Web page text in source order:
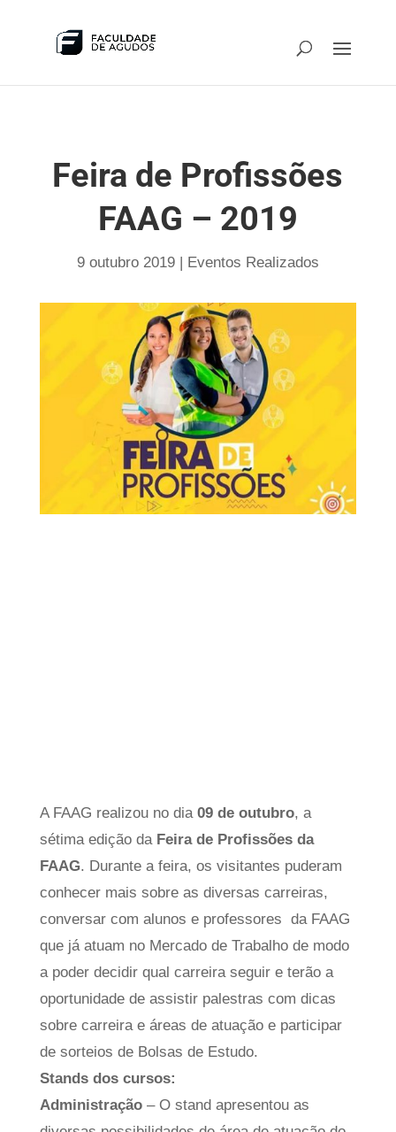
Feira de Profissões
FAAG – 2019
9 outubro 2019| Eventos Realizados
A FAAG realizou no dia 09 de outubro, a
sétima edição da Feira de Profissões da
FAAG. Durante a feira, os visitantes puderam
conhecer mais sobre as diversas carreiras,
conversar com alunos e professores da FAAG
que já atuam no Mercado de Trabalho de modo
a poder decidir qual carreira seguir e terão a
oportunidade de assistir palestras com dicas
sobre carreira e áreas de atuação e participar
de sorteios de Bolsas de Estudo.
Stands dos cursos:
Administração – O stand apresentou as